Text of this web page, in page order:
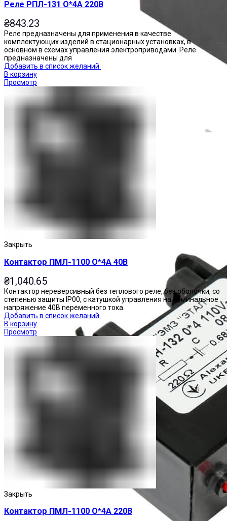
Реле РПЛ-131 О*4А 220В
₴843.23
Реле предназначены для применения в качестве
комплектующих изделий в стационарных установках, в
основном в схемах управления электроприводами. Реле
предназначены для
Добавить в список желаний
В корзину
Просмотр
Закрыть
Контактор ПМЛ-1100 О*4А 40В
₴1,040.65
Контактор нереверсивный без теплового реле, без оболочки, со
степенью защиты IP00, с катушкой управления на номинальное
напряжение 40В переменного тока.
Добавить в список желаний
В корзину
Просмотр
Закрыть
Контактор ПМЛ-1100 О*4А 220В